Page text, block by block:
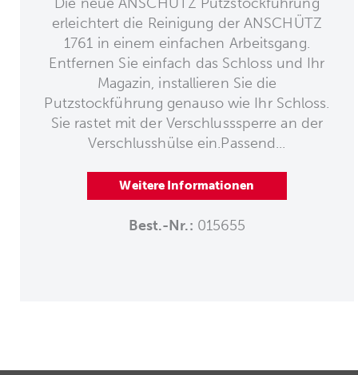
erleichtert die Reinigung der ANSCHÜTZ
1761 in einem einfachen Arbeitsgang.
Entfernen Sie einfach das Schloss und Ihr
Magazin, installieren Sie die
Putzstockführung genauso wie Ihr Schloss.
Sie rastet mit der Verschlusssperre an der
Verschlusshülse ein.Passend...
Weitere Informationen
Best.-Nr.: 015655